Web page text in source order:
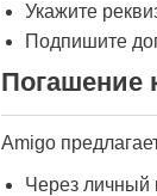
Укажите
Подпишите
Погашение
Amigo
Через личный